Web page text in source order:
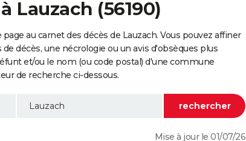
Lauzach (56190)
au carnet des décès de Lauzach. Vous pouvez affiner
décès, une nécrologie ou un avis d'obsèques plus
et/ou le nom (ou code postal) d'une commune
de recherche ci-dessous.
Mise à jour le 01/07/26